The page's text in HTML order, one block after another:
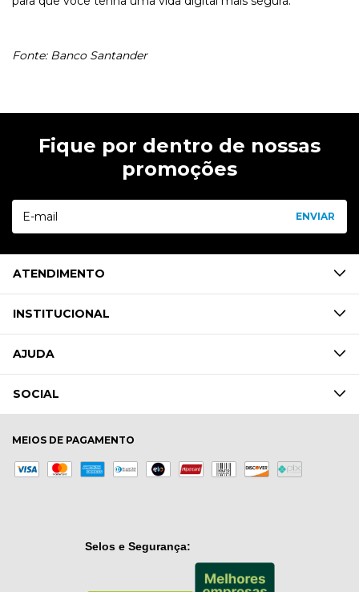
Fonte: Banco Santander
Fique por dentro de nossas
promoções
ATENDIMENTO
INSTITUCIONAL
AJUDA
SOCIAL
MEIOS DE PAGAMENTO
Selos e Segurança: